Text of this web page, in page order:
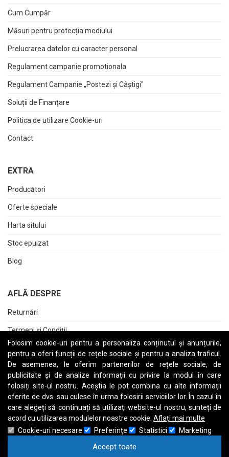
Folosim cookie-uri pentru a personaliza conținutul și anunțurile,
pentru a oferi funcții de rețele sociale și pentru a analiza traficul.
De asemenea, le oferim partenerilor de rețele sociale, de
publicitate și de analize informații cu privire la modul în care
folosiți site-ul nostru. Aceștia le pot combina cu alte informații
oferite de dvs. sau culese în urma folosirii serviciilor lor. În cazul în
care alegeți să continuați să utilizați website-ul nostru, sunteți de
acord cu utilizarea modulelor noastre cookie. Aflați mai multe
Cookie-uri necesare
Preferinţe Statistici Marketing
Accept toate
Cum Cumpăr
Măsuri pentru protecția mediului
Prelucrarea datelor cu caracter personal
Regulament campanie promotionala
Regulament Campanie „Postezi și Câștigi"
Soluții de Finanțare
Politica de utilizare Cookie-uri
Contact
EXTRA
Producători
Oferte speciale
Harta sitului
Stoc epuizat
Blog
AFLĂ DESPRE
Returnări
Termeni și Condiții
Raport date personale
Cerere stergere cont
ABCDEFGHIJKLMNOPQRSTUV WXYZ